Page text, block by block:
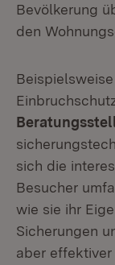
Bevölkerung
den
sich die
Besucher
wie sie ihr
Sicherungen
aber effektiver